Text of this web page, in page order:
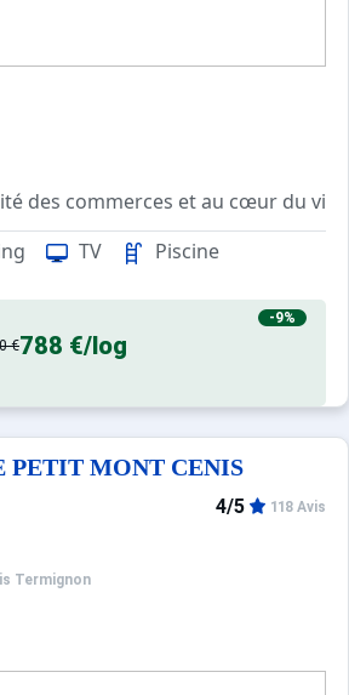
des commerces et au cœur du
savoyarde. Appartements
TV
Piscine
-9%
€788 €/log
PETIT MONT CENIS
Termignon
4/5 118 Avis